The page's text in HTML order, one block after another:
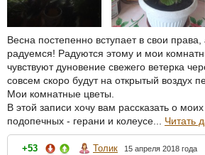
Весна постепенно вступает в свои
радуемся! Радуются этому и мои
чувствуют дуновение свежего ветерка
совсем скоро будут на открытый воздух
Мои комнатные цветы.
В этой записи хочу вам рассказать о
подопечных - герани и колеусе... Читать
+53 Толик 15 апреля 2018 года